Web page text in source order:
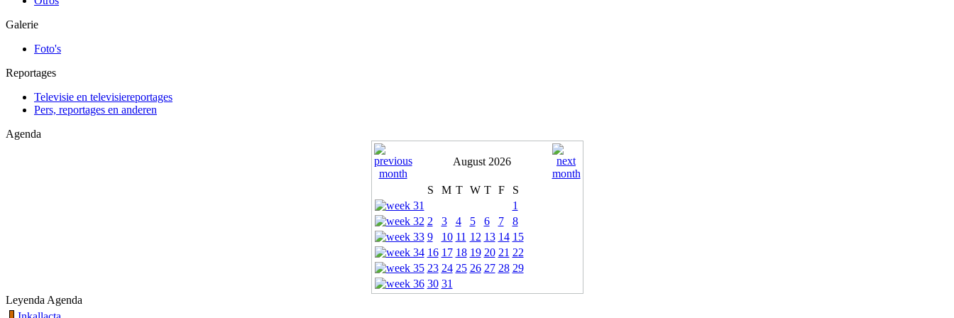
Galerie
Foto's
Reportages
Televisie en televisiereportages
Pers, reportages en anderen
Agenda
August 2026
S M T W T F
S
1
2
3 4 5 6 7
8
9
10 11 12 13 14 15
16 17 18 19 20 21 22
23 24 25 26 27 28 29
30 31
Leyenda Agenda